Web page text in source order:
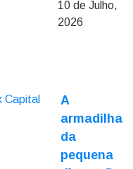
10 de Julho,
2026
A
armadilha
da
pequena